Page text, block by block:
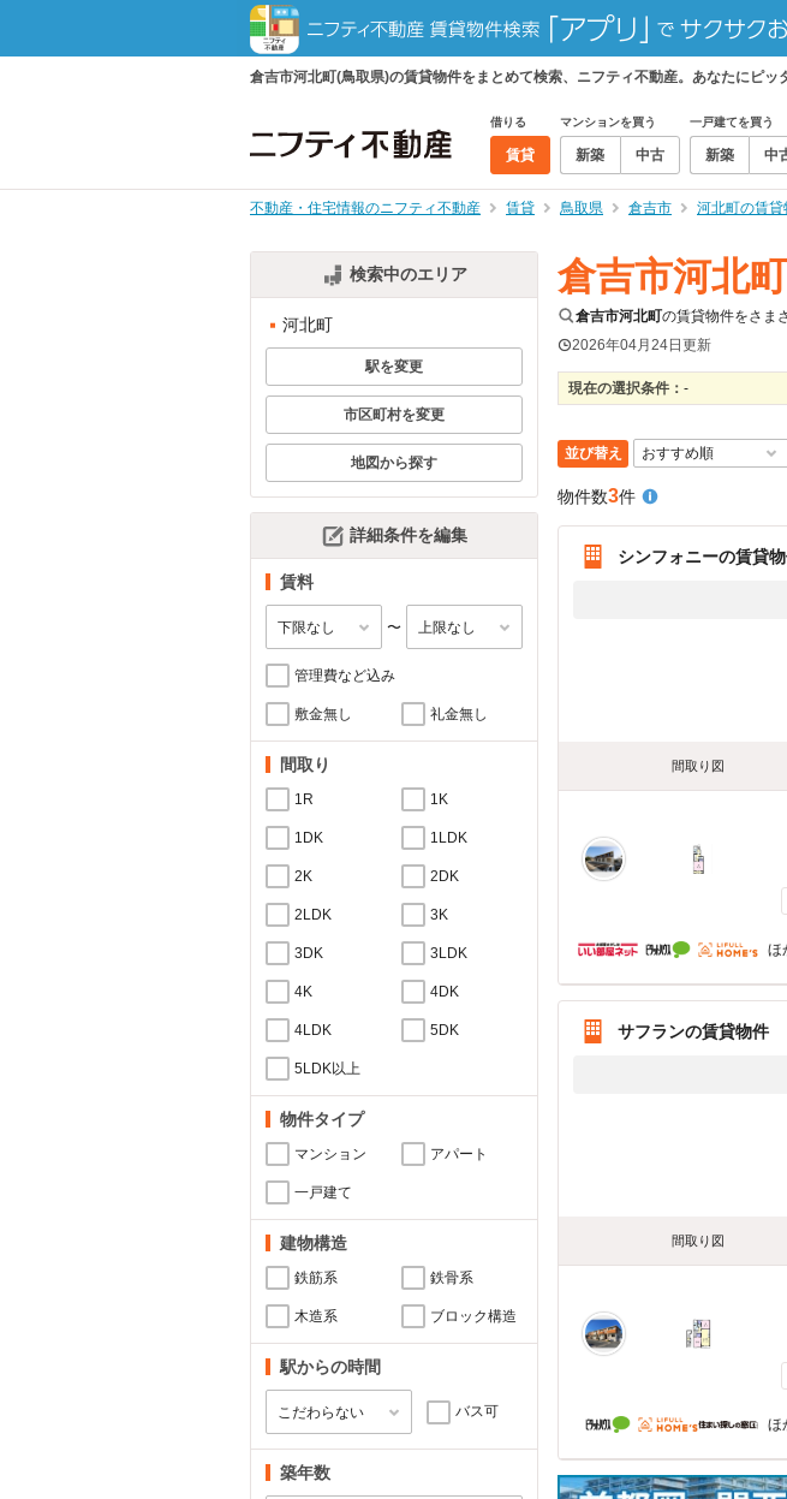
倉吉市河北町(鳥取県)の賃貸物件をまとめて検索、ニフティ不動産。あなたにピッ
借りる
賃貸
マンションを買う
新築 中古
一戸建てを買う
新築 中
不動産・住宅情報のニフティ不動産 賃貸 鳥取県 倉吉市 河北町の賃
検索中のエリア
河北町
駅を変更
市区町村を変更
地図から探す
詳細条件を編集
賃料
〜
管理費など込み
敷金無し 礼金無し
間取り
1R 1K
1DK 1LDK
2K 2DK
2LDK 3K
3DK 3LDK
4K 4DK
4LDK 5DK
5LDK以上
物件タイプ
マンション アパート
一戸建て
建物構造
鉄筋系 鉄骨系
木造系 ブロック構造
駅からの時間
バス可
築年数
倉吉市河北町
倉吉市河北町の賃貸物件をさま
2026年04月24日更新
現在の選択条件： -
並び替え
物件数3件
シンフォニーの賃貸
間取り図
ほ
サフランの賃貸物件
間取り図
ほ